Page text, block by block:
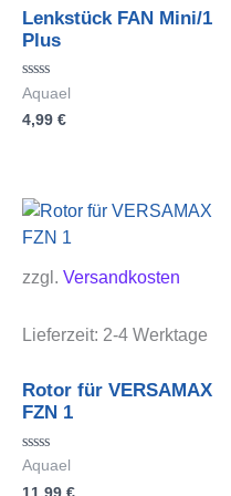
Lenkstück FAN Mini/1
Plus
Bewertet
mit
0
Aquael
4,99 €
zzgl. Versandkosten
Lieferzeit: 2-4 Werktage
Rotor für VERSAMAX
FZN 1
Bewertet
mit
0
Aquael